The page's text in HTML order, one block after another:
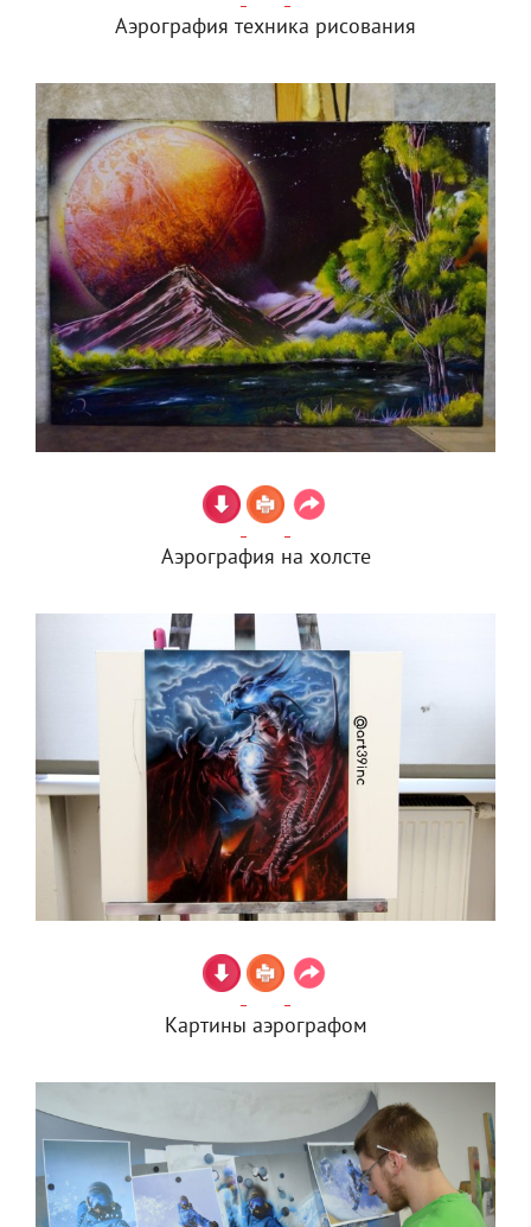
Аэрография техника рисования
Аэрография на холсте
Картины аэрографом